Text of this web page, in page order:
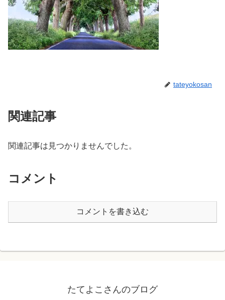
tateyokosan
関連記事
関連記事は見つかりませんでした。
コメント
コメントを書き込む
たてよこさんのブログ